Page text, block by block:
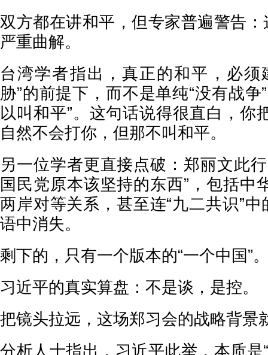
双方都在讲和平，但专家普遍警告：
严重曲解。
台湾学者指出，真正的和平，必须
胁”的前提下，而不是单纯“没有战争
以叫和平”。这句话说得很直白，你
自然不会打你，但那不叫和平。
另一位学者更直接点破：郑丽文此
国民党原本该坚持的东西”，包括中
两岸对等关系，甚至连“九二共识”中
语中消失。
剩下的，只有一个版本的“一个中国”
习近平的真实算盘：不是谈，是控。
把镜头拉远，这场郑习会的战略背景
分析人士指出，习近平此举，本质是